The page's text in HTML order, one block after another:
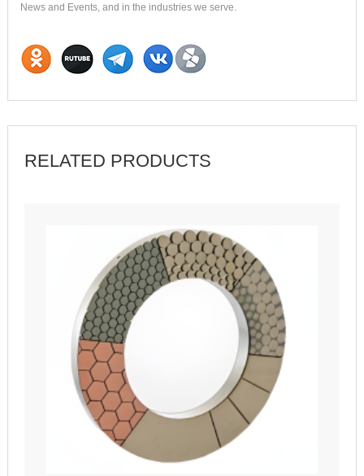
News and Events, and in the industries we serve.
RELATED PRODUCTS